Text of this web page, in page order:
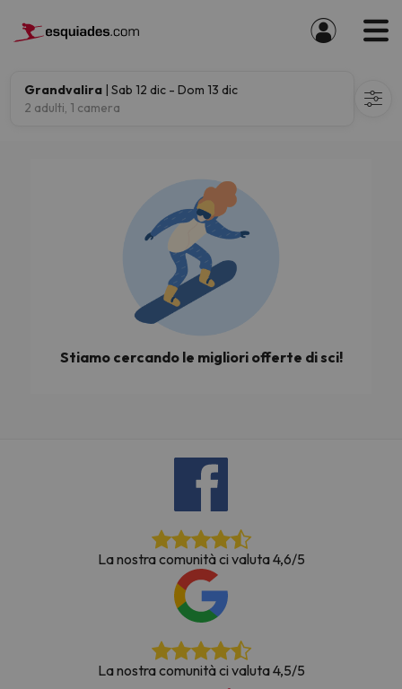
Grandvalira | Sab 12 dic - Dom 13 dic
2 adulti, 1 camera
Stiamo cercando le migliori offerte di sci!
La nostra comunità ci valuta 4,6/5
La nostra comunità ci valuta 4,5/5